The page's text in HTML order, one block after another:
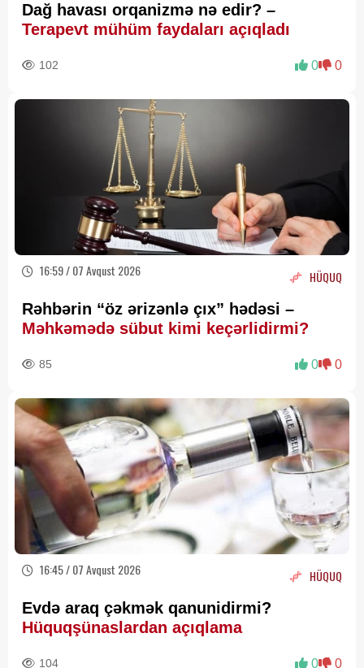
Dağ havası orqanizmə nə edir? –
Terapevt mühüm faydaları açıqladı
102 0 0
16:59 / 07 Avqust 2026 HÜQUQ
Rəhbərin “öz ərizənlə çıx” hədəsi –
Məhkəmədə sübut kimi keçərlidirmi?
85 0 0
16:45 / 07 Avqust 2026 HÜQUQ
Evdə araq çəkmək qanunidirmi?
Hüquqşünaslardan açıqlama
104 0 0